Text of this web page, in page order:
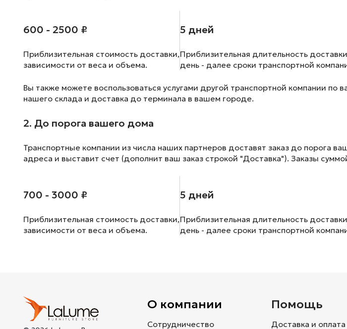
600 - 2500 ₽
Приблизительная стоимость доставки,
зависимости от веса и объема.
5 дней
Приблизительная длительность
день - далее сроки транспортной
Вы также можете воспользоваться услугами другой транспортной компании
нашего склада и доставка до терминала в вашем городе.
2. До порога вашего дома
Транспортные компании из числа наших партнеров доставят заказ до порога
адреса и выставит счет (дополнит ваш заказ строкой "Доставка"). Заказы
700 - 3000 ₽
Приблизительная стоимость доставки,
зависимости от веса и объема.
5 дней
Приблизительная длительность
день - далее сроки транспортной
О компании
Сотрудничество
Помощь
Доставка и оплата